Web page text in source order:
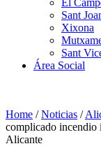
El
Sant
Xixona
Sant
Área Social
Home /Noticias /
complicado incendio
Alicante